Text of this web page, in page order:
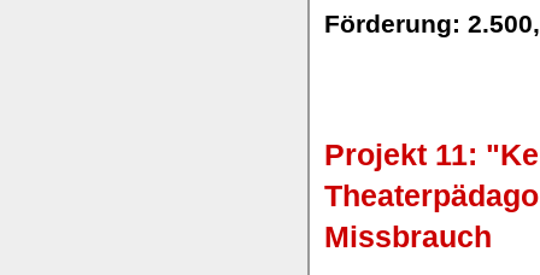
Förderung:
Projekt 11:
Missbrauch